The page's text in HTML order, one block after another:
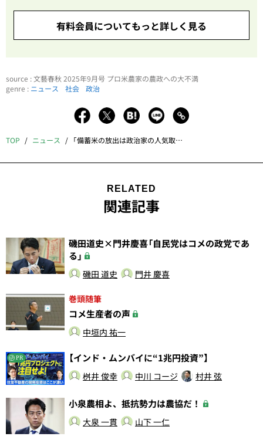
有料会員についてもっと詳しく見る
source : 文藝春秋 2025年9月号 プロ米農家の農政への大不満
genre : ニュース 社会 政治
TOP ニュース 「備蓄米の放出は政治家の人気取りだ」プロ米農家の農政への大不満
RELATED
関連記事
磯田道史×門井慶喜「自民党はコメの政党であ
る」
磯田 道史 門井 慶喜
巻頭随筆
コメ生産者の声
中垣内 祐一
PR 【インド・ムンバイに“1兆円投資”】
桝井 俊幸 中川 コージ 村井 弦
小泉農相よ、抵抗勢力は農協だ！
大泉 一貫 山下 一仁